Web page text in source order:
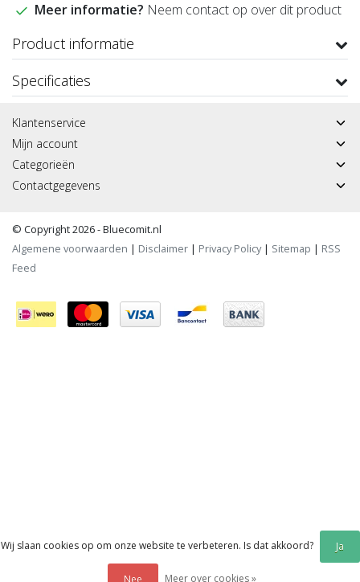
Meer informatie? Neem contact op over dit product
Product informatie
Specificaties
Klantenservice
Mijn account
Categorieën
Contactgegevens
© Copyright 2026 - Bluecomit.nl
Algemene voorwaarden | Disclaimer | Privacy Policy| Sitemap | RSS
Feed
Wij slaan cookies op om onze website te verbeteren. Is dat akkoord? Ja
Nee Meer over cookies »